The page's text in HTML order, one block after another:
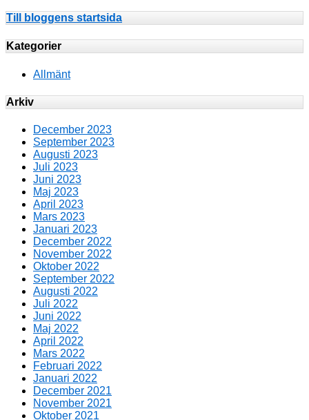
Till bloggens startsida
Kategorier
Allmänt
Arkiv
December 2023
September 2023
Augusti 2023
Juli 2023
Juni 2023
Maj 2023
April 2023
Mars 2023
Januari 2023
December 2022
November 2022
Oktober 2022
September 2022
Augusti 2022
Juli 2022
Juni 2022
Maj 2022
April 2022
Mars 2022
Februari 2022
Januari 2022
December 2021
November 2021
Oktober 2021